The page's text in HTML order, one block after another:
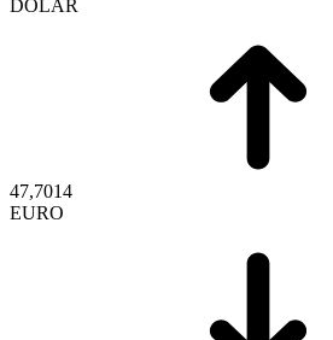
DOLAR
47,7014
EURO